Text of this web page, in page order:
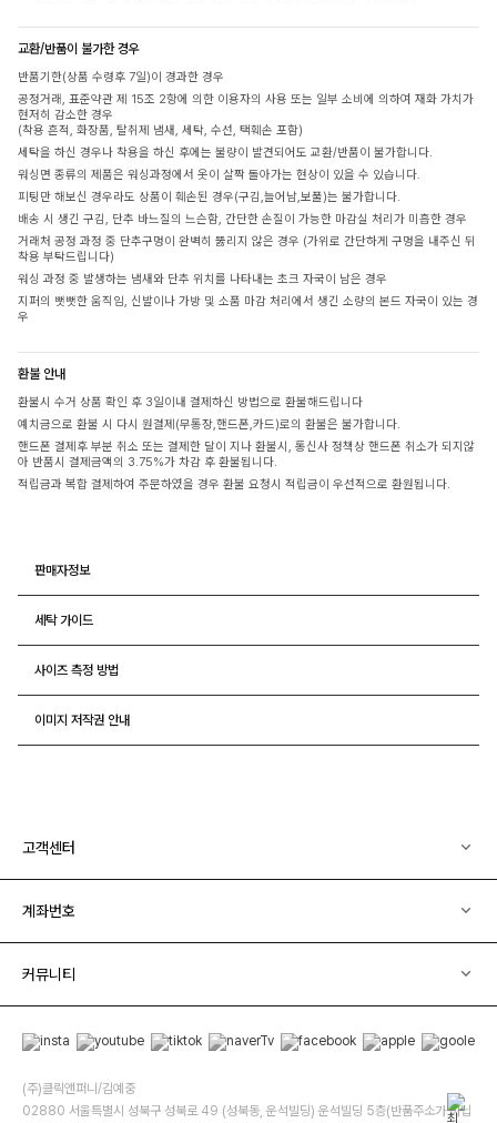
교환/반품이 불가한 경우
반품기한(상품 수령후 7일)이 경과한 경우
공정거래, 표준약관 제 15조 2항에 의한 이용자의 사용 또는 일부 소비에 의하여 재화 가치가
현저히 감소한 경우
(착용 흔적, 화장품, 탈취제 냄새, 세탁, 수선, 택훼손 포함)
세탁을 하신 경우나 착용을 하신 후에는 불량이 발견되어도 교환/반품이 불가합니다.
워싱면 종류의 제품은 워싱과정에서 옷이 살짝 돌아가는 현상이 있을 수 있습니다.
피팅만 해보신 경우라도 상품이 훼손된 경우(구김,늘어남,보풀)는 불가합니다.
배송 시 생긴 구김, 단추 바느질의 느슨함, 간단한 손질이 가능한 마감실 처리가 미흡한 경우
거래처 공정 과정 중 단추구멍이 완벽히 뚫리지 않은 경우 (가위로 간단하게 구멍을 내주신 뒤
착용 부탁드립니다)
워싱 과정 중 발생하는 냄새와 단추 위치를 나타내는 초크 자국이 남은 경우
지퍼의 뻣뻣한 움직임, 신발이나 가방 및 소품 마감 처리에서 생긴 소량의 본드 자국이 있는 경
우
환불 안내
환불시 수거 상품 확인 후 3일이내 결제하신 방법으로 환불해드립니다
예치금으로 환불 시 다시 원결제(무통장,핸드폰,카드)로의 환불은 불가합니다.
핸드폰 결제후 부분 취소 또는 결제한 달이 지나 환불시, 통신사 정책상 핸드폰 취소가 되지않
아 반품시 결제금액의 3.75%가 차감 후 환불됩니다.
적립금과 복합 결제하여 주문하였을 경우 환불 요청시 적립금이 우선적으로 환원됩니다.
판매자정보
세탁 가이드
사이즈 측정 방법
이미지 저작권 안내
고객센터
계좌번호
커뮤니티
(주)클릭앤퍼니/김예중
02880 서울특별시 성북구 성북로 49 (성북동, 운석빌딩) 운석빌딩 5층(반품주소가 아닙